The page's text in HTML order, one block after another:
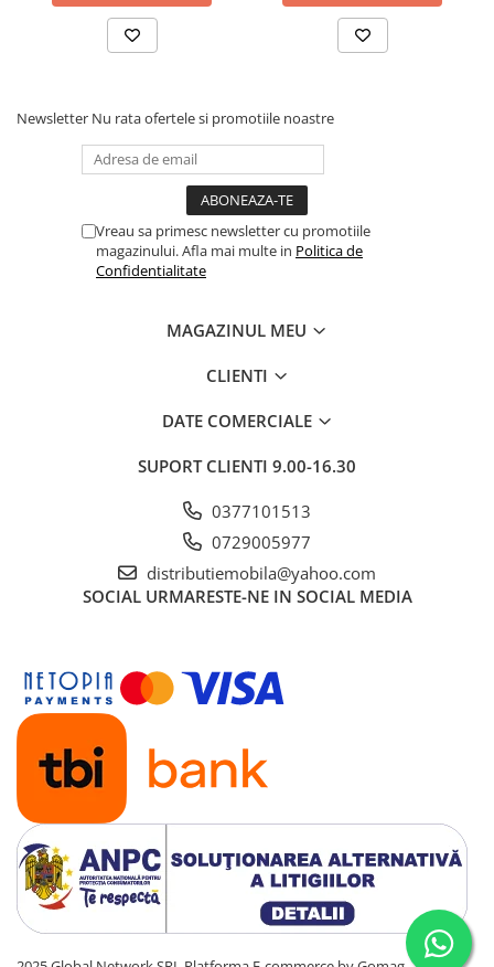
Newsletter Nu rata ofertele si promotiile noastre
Vreau sa primesc newsletter cu promotiile
magazinului. Afla mai multe in Politica de
Confidentialitate
MAGAZINUL MEU
CLIENTI
DATE COMERCIALE
SUPORT CLIENTI 9.00-16.30
0377101513
0729005977
distributiemobila@yahoo.com
SOCIAL URMARESTE-NE IN SOCIAL MEDIA